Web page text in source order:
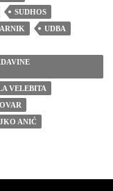
SUDHOS
UDBA
VELEBITA
ANIĆ